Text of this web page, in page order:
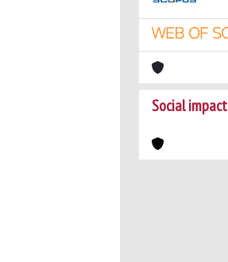
Social impact